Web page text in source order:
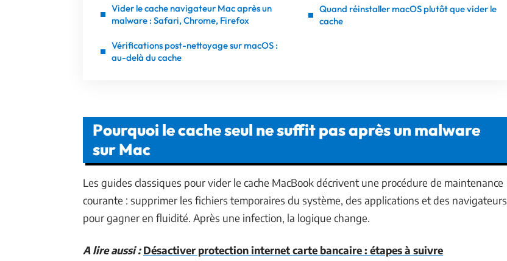
Vider le cache navigateur Mac après un
malware : Safari, Chrome, Firefox
Vérifications post-nettoyage sur macOS :
au-delà du cache
Quand réinstaller macOS plutôt que vider le
cache
Pourquoi le cache seul ne suffit pas après un malware
sur Mac
Les guides classiques pour vider le cache MacBook décrivent une procédure de maintenance
courante : supprimer les fichiers temporaires du système, des applications et des navigateurs
pour gagner en fluidité. Après une infection, la logique change.
A lire aussi : Désactiver protection internet carte bancaire : étapes à suivre